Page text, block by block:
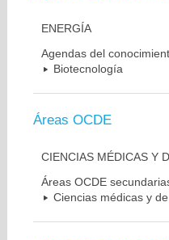
ENERGÍA
Agendas del
Biotecnología
Áreas OCDE
CIENCIAS MÉDICAS Y
Áreas OCDE
Ciencias médicas y